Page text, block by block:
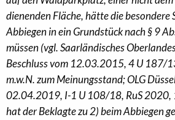
dienenden Fläche, hätte die
Abbiegen in ein Grundstück nach § 9
müssen (vgl. Saarländisches
Beschluss vom 12.03.2015, 4 U 187/
m.w.N. zum Meinungsstand; OLG
02.04.2019, I-1 U 108/18, RuS 2020,
hat der Beklagte zu 2) beim Abbiegen